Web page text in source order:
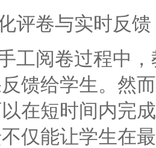
卷与实时反馈
阅卷过程中，
馈给学生。然
在短时间内完
仅能让学生在